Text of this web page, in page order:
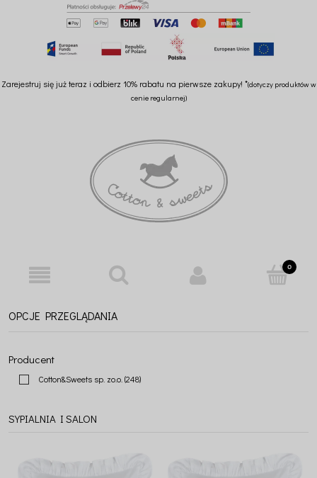
Zarejestruj się już teraz i odbierz 10% rabatu na pierwsze zakupy! *(dotyczy produktów w
cenie regularnej)
OPCJE PRZEGLĄDANIA
Producent
Cotton&Sweets sp. zo.o. (248)
SYPIALNIA I SALON